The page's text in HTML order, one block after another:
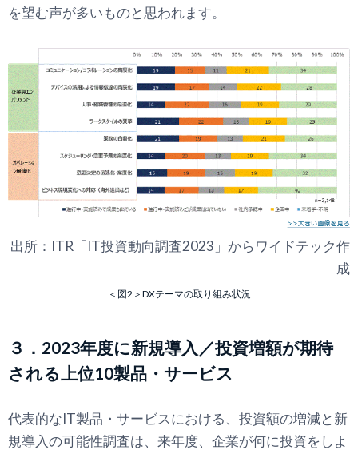
を望む声が多いものと思われます。
出所：ITR「IT投資動向調査2023」からワイドテック作
成
＜図2＞DXテーマの取り組み状況
３．2023年度に新規導入／投資増額が期待
される上位10製品・サービス
代表的なIT製品・サービスにおける、投資額の増減と新
規導入の可能性調査は、来年度、企業が何に投資をしよ